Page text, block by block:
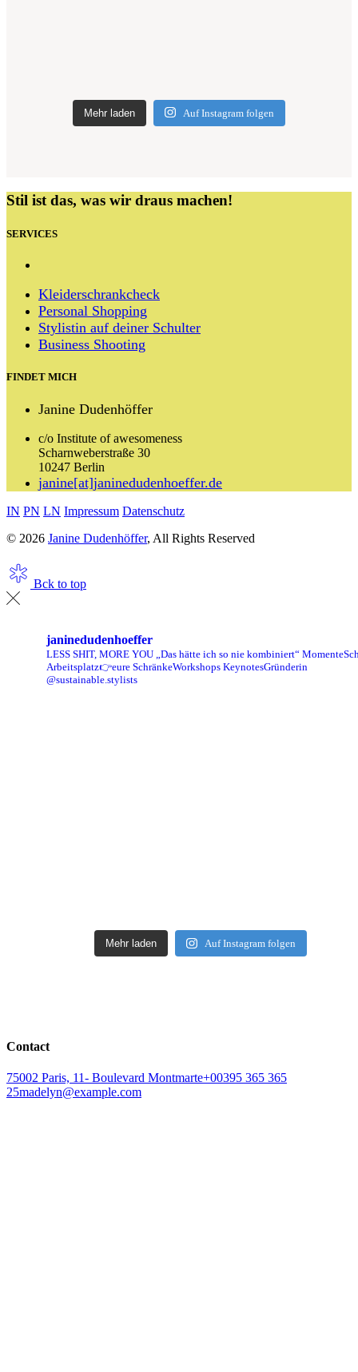
Mehr laden Auf Instagram folgen
Stil ist das, was wir draus machen!
SERVICES
Kleiderschrankcheck
Personal Shopping
Stylistin auf deiner Schulter
Business Shooting
FINDET MICH
Janine Dudenhöffer
c/o Institute of awesomeness
Scharnweberstraße 30
10247 Berlin
janine[at]janinedudenhoeffer.de
IN PN LN Impressum Datenschutz
© 2026 Janine Dudenhöffer, All Rights Reserved
Bck to top
janinedudenhoeffer
LESS SHIT, MORE YOU „Das hätte ich so nie kombiniert“ Momente
Arbeitsplatz👉eure SchränkeWorkshops KeynotesGründerin
@sustainable.stylists
Mehr laden Auf Instagram folgen
Contact
75002 Paris, 11- Boulevard Montmarte+00395 365 365
25madelyn@example.com